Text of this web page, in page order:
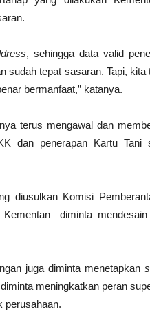
, sehingga data valid
sudah tepat sasaran. Tapi, kita
bermanfaat,” katanya.
terus mengawal dan
dan penerapan Kartu Tani
diusulkan Komisi
diminta mendesain
juga diminta menetapkan
meningkatkan peran
perusahaan.